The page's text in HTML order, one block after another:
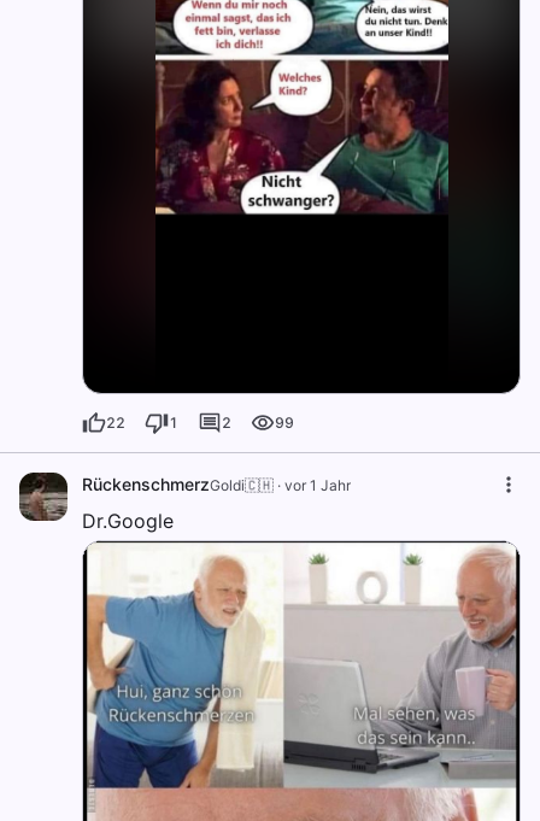
22 1 2 99
RückenschmerzGoldi🇨🇭 · vor 1 Jahr
Dr.Google